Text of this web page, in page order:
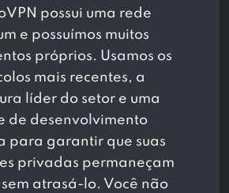
possui uma rede
e possuímos muitos
próprios. Usamos os
mais recentes, a
líder do setor e uma
de desenvolvimento
para garantir que suas
privadas permaneçam
atrasá-lo. Você não